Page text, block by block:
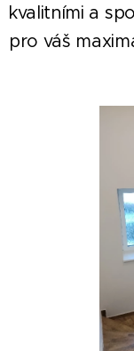
kvalitními a
pro váš